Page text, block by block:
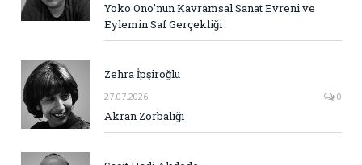
Yoko Ono’nun Kavramsal Sanat Evreni ve
Eylemin Saf Gerçekliği
Zehra İpşiroğlu
27.07.2026 0
Akran Zorbalığı